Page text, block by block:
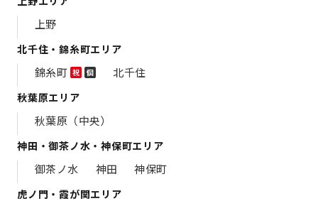
上野
北千住・錦糸町エリア
錦糸町 祝 個 北千住
秋葉原エリア
秋葉原（中央）
神田・御茶ノ水・神保町エリア
御茶ノ水 神田 神保町
虎ノ門・霞が関エリア